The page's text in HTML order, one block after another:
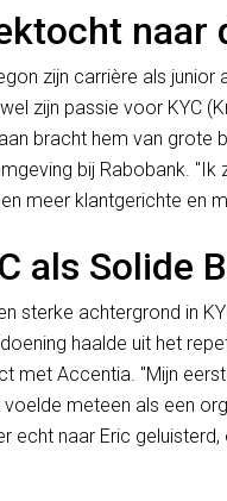
naar
zijn carrière als
zijn passie voor KYC
bracht hem van grote
bij Rabobank. "Ik
meer klantgerichte en
als Solide
sterke achtergrond in
haalde uit het
met Accentia. "Mijn
voelde meteen als een
echt naar Eric